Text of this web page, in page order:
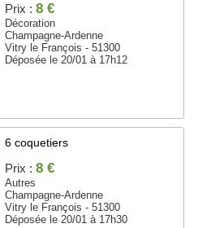
Prix : 8 €
Décoration
Champagne-Ardenne
Vitry le François - 51300
Déposée le 20/01 à 17h12
6 coquetiers
Prix : 8 €
Autres
Champagne-Ardenne
Vitry le François - 51300
Déposée le 20/01 à 17h30